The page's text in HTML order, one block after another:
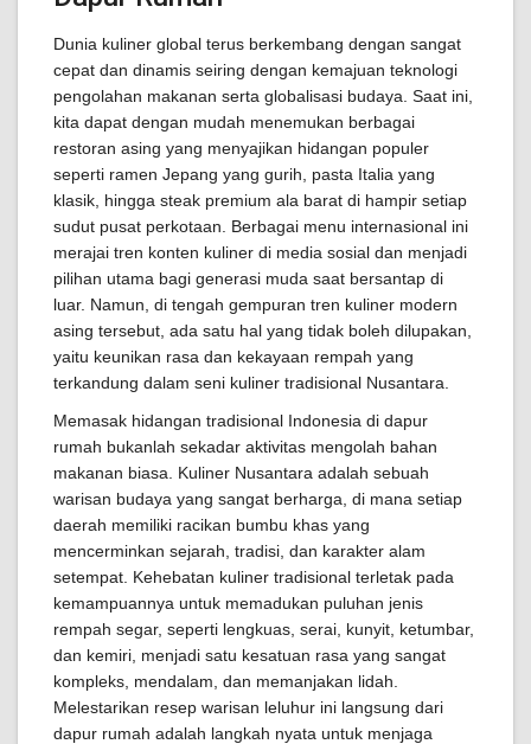
Dunia kuliner global terus berkembang dengan sangat
cepat dan dinamis seiring dengan kemajuan teknologi
pengolahan makanan serta globalisasi budaya. Saat ini,
kita dapat dengan mudah menemukan berbagai
restoran asing yang menyajikan hidangan populer
seperti ramen Jepang yang gurih, pasta Italia yang
klasik, hingga steak premium ala barat di hampir setiap
sudut pusat perkotaan. Berbagai menu internasional ini
merajai tren konten kuliner di media sosial dan menjadi
pilihan utama bagi generasi muda saat bersantap di
luar. Namun, di tengah gempuran tren kuliner modern
asing tersebut, ada satu hal yang tidak boleh dilupakan,
yaitu keunikan rasa dan kekayaan rempah yang
terkandung dalam seni kuliner tradisional Nusantara.
Memasak hidangan tradisional Indonesia di dapur
rumah bukanlah sekadar aktivitas mengolah bahan
makanan biasa. Kuliner Nusantara adalah sebuah
warisan budaya yang sangat berharga, di mana setiap
daerah memiliki racikan bumbu khas yang
mencerminkan sejarah, tradisi, dan karakter alam
setempat. Kehebatan kuliner tradisional terletak pada
kemampuannya untuk memadukan puluhan jenis
rempah segar, seperti lengkuas, serai, kunyit, ketumbar,
dan kemiri, menjadi satu kesatuan rasa yang sangat
kompleks, mendalam, dan memanjakan lidah.
Melestarikan resep warisan leluhur ini langsung dari
dapur rumah adalah langkah nyata untuk menjaga